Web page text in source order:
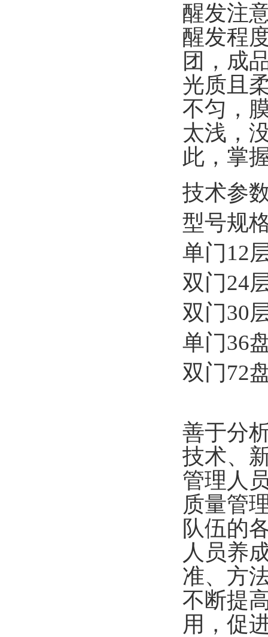
醒发注
醒发程
团，成
光质且
不匀，
太浅，
此，掌
技术参
型号规
单门12
双门24
双门30
单门36
双门72
善于分
技术、
管理人
质量管
队伍的
人员养
准、方
不断提
用，促